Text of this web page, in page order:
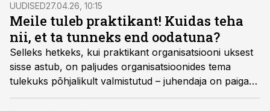
UUDISED27.04.26, 10:15
Meile tuleb praktikant! Kuidas teha
nii, et ta tunneks end oodatuna?
Selleks hetkeks, kui praktikant organisatsiooni uksest
sisse astub, on paljudes organisatsioonides tema
tulekuks põhjalikult valmistutud – juhendaja on paigas,
esimesed ülesanded ja töövoog läbi mõeldud ning